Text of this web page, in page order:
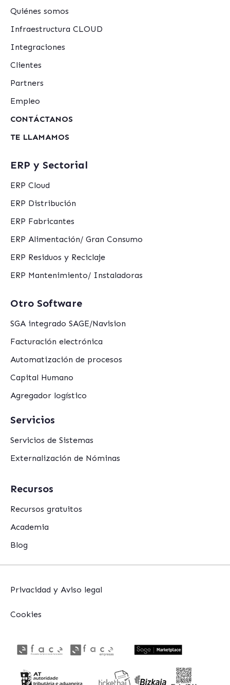
Quiénes somos
Infraestructura CLOUD
Integraciones
Clientes
Partners
Empleo
CONTÁCTANOS
TE LLAMAMOS
ERP y Sectorial
ERP Cloud
ERP Distribución
ERP Fabricantes
ERP Alimentación/ Gran Consumo
ERP Residuos y Reciclaje
ERP Mantenimiento/ Instaladoras
Otro Software
SGA integrado SAGE/Navision
Facturación electrónica
Automatización de procesos
Capital Humano
Agregador logístico
Servicios
Servicios de Sistemas
Externalización de Nóminas
Recursos
Recursos gratuitos
Academia
Blog
Privacidad y Aviso legal
Cookies